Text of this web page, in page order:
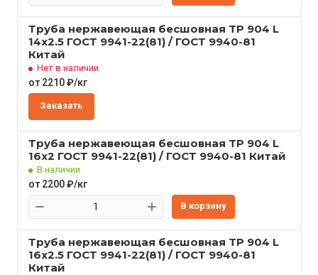
Труба нержавеющая бесшовная TP 904 L
14x2.5 ГОСТ 9941-22(81) / ГОСТ 9940-81
Китай
Нет в наличии
от 2210 ₽/кг
Заказать
Труба нержавеющая бесшовная TP 904 L
16x2 ГОСТ 9941-22(81) / ГОСТ 9940-81 Китай
В наличии
от 2200 ₽/кг
В корзину
Труба нержавеющая бесшовная TP 904 L
16x2.5 ГОСТ 9941-22(81) / ГОСТ 9940-81
Китай